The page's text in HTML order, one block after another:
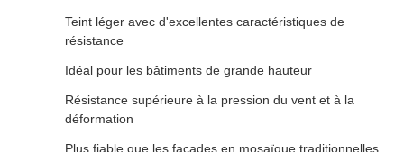
Teint léger avec d'excellentes caractéristiques de
résistance
Idéal pour les bâtiments de grande hauteur
Résistance supérieure à la pression du vent et à la
déformation
Plus fiable que les façades en mosaïque traditionnelles